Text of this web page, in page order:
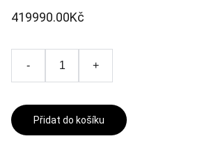
419990.00Kč
- +
Přidat do košíku